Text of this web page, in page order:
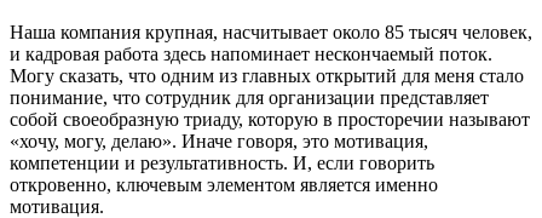
Наша компания крупная, насчитывает около 85 тысяч человек,
и кадровая работа здесь напоминает нескончаемый поток.
Могу сказать, что одним из главных открытий для меня стало
понимание, что сотрудник для организации представляет
собой своеобразную триаду, которую в просторечии называют
«хочу, могу, делаю». Иначе говоря, это мотивация,
компетенции и результативность. И, если говорить
откровенно, ключевым элементом является именно
мотивация.